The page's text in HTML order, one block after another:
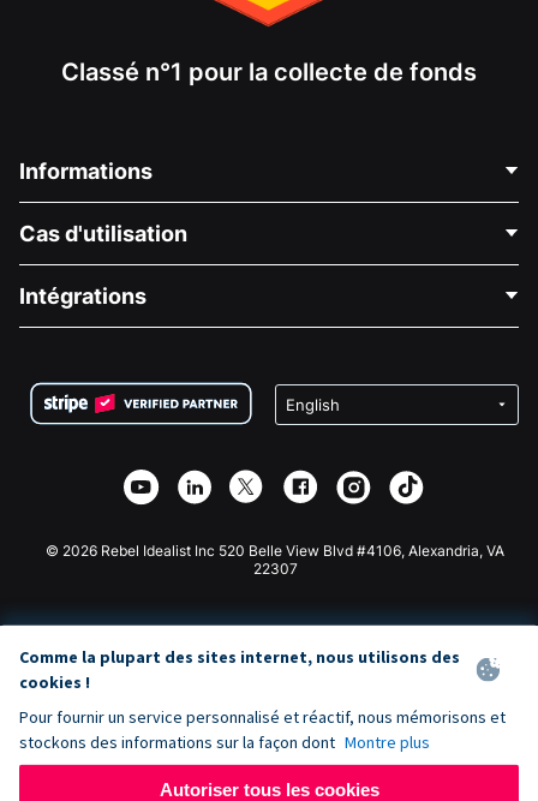
Classé n°1 pour la collecte de fonds
Informations
À propos de nous
Carrières
Confidentialité
Partenariat d'affiliation
Bibliothèque
Cas d'utilisation
Collecte de fonds médicale
Collecte de fonds caritative
Intégrations
Plugin de don Wix
Application de don Webflow
Don Joomla
© 2026 Rebel Idealist Inc 520 Belle View Blvd #4106, Alexandria, VA
22307
Comme la plupart des sites internet, nous utilisons des
cookies !
Pour fournir un service personnalisé et réactif, nous mémorisons et
stockons des informations sur la façon dont Montre plus
Autoriser tous les cookies